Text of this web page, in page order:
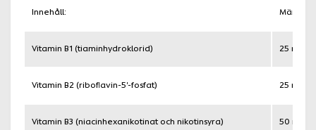
Innehåll: Mängd
Vitamin B1 (tiaminhydroklorid) 25 mg
Vitamin B2 (riboflavin-5'-fosfat) 25 mg
Vitamin B3 (niacinhexanikotinat och nikotinsyra) 50 mg